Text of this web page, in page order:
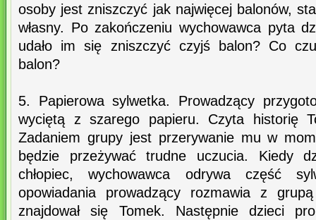
osoby jest zniszczyć jak najwięcej balonów,
własny. Po zakończeniu wychowawca pyta
udało im się zniszczyć czyjś balon? Co
balon?
5. Papierowa sylwetka. Prowadzący
wyciętą z szarego papieru. Czyta historię
Zadaniem grupy jest przerywanie mu w
będzie przeżywać trudne uczucia. Kiedy
chłopiec, wychowawca odrywa część
opowiadania prowadzący rozmawia z
znajdował się Tomek. Następnie dzieci